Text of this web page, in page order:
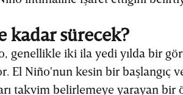
kadar sürecek?
genellikle iki ila yedi yılda bir
El Niño'nun kesin bir başlangıç
takvim belirlemeye yarayan bir